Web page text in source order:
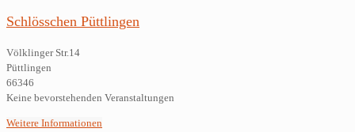
Schlösschen Püttlingen
Völklinger Str.14
Püttlingen
66346
Keine bevorstehenden Veranstaltungen
Weitere Informationen